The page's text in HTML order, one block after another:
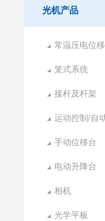
光机产品
常温压电位
笼式系统
接杆及杆架
运动控制/自
手动位移台
电动升降台
相机
光学平板